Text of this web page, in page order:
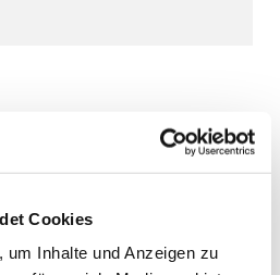
Cookies
Inhalte und Anzeigen zu